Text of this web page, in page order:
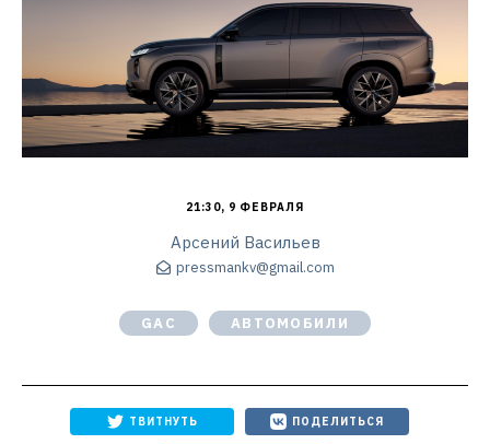
21:30, 9 ФЕВРАЛЯ
Арсений Васильев
pressmankv@gmail.com
GAC АВТОМОБИЛИ
ТВИТНУТЬ ПОДЕЛИТЬСЯ